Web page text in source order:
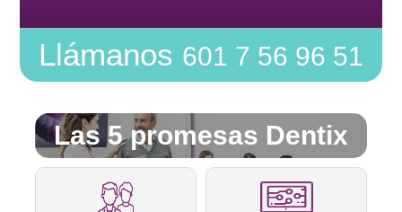
Llámanos 601 7 56 96 51
Las 5 promesas Dentix